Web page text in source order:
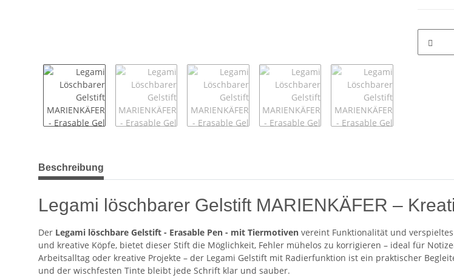
weitere Registerkarten anzeigen
Beschreibung
Legami löschbarer Gelstift MARIENKÄFER –
Der Legami löschbare Gelstift - Erasable Pen - mit Tiermotiven vereint Funktionalität und
und kreative Köpfe, bietet dieser Stift die Möglichkeit, Fehler mühelos zu korrigieren – ideal für
Arbeitsalltag oder kreative Projekte – der Legami Gelstift mit Radierfunktion ist ein praktischer
und der wischfesten Tinte bleibt jede Schrift klar und sauber.